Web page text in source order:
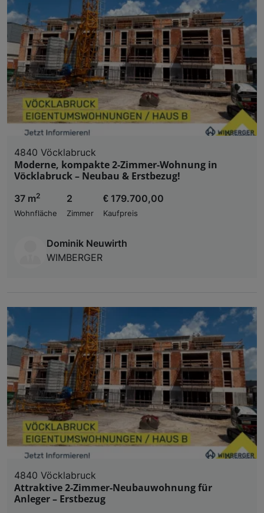
4840 Vöcklabruck
Moderne, kompakte 2-Zimmer-Wohnung in
Vöcklabruck – Neubau & Erstbezug!
37 m2
Wohnfläche
2
Zimmer
€ 179.700,00
Kaufpreis
Dominik Neuwirth
WIMBERGER
4840 Vöcklabruck
Attraktive 2-Zimmer-Neubauwohnung für
Anleger – Erstbezug